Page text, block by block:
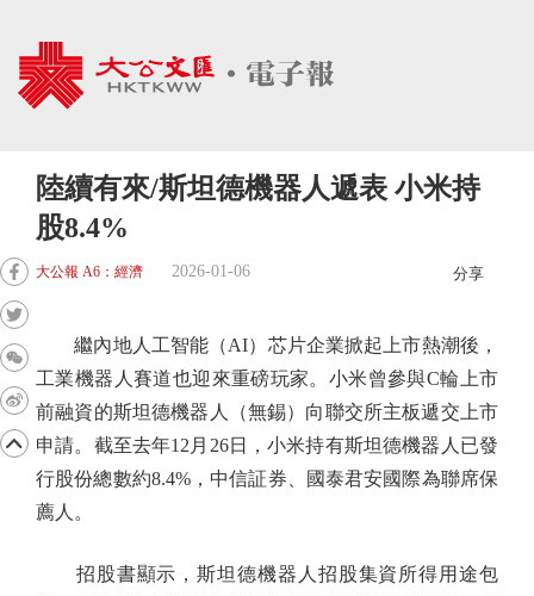
陸續有來/斯坦德機器人遞表 小米持
股8.4%
大公報 A6：經濟 2026-01-06 分享
繼內地人工智能（AI）芯片企業掀起上市熱潮後，
工業機器人賽道也迎來重磅玩家。小米曾參與C輪上市
前融資的斯坦德機器人（無錫）向聯交所主板遞交上市
申請。截至去年12月26日，小米持有斯坦德機器人已發
行股份總數約8.4%，中信証券、國泰君安國際為聯席保
薦人。
招股書顯示，斯坦德機器人招股集資所得用途包